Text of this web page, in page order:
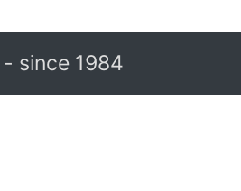
since 1984